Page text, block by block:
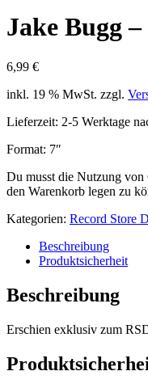
Jake Bugg
6,99 €
inkl. 19 % MwSt. zzgl.
Lieferzeit: 2-5 Werktage
Format: 7″
Du musst die Nutzung von
den Warenkorb legen zu
Kategorien: Record Store
Beschreibung
Produktsicherheit
Beschreibung
Erschien exklusiv zum